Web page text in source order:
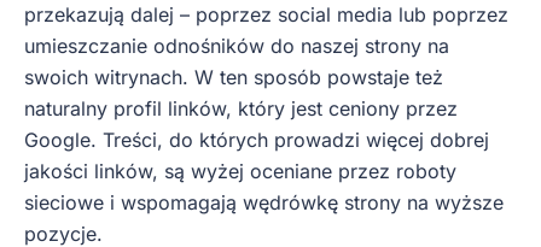
przekazują dalej – poprzez social media lub poprzez
umieszczanie odnośników do naszej strony na
swoich witrynach. W ten sposób powstaje też
naturalny profil linków, który jest ceniony przez
Google. Treści, do których prowadzi więcej dobrej
jakości linków, są wyżej oceniane przez roboty
sieciowe i wspomagają wędrówkę strony na wyższe
pozycje.